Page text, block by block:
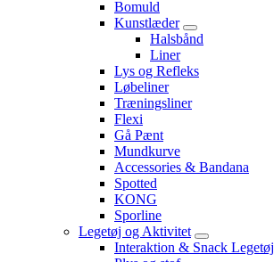
Bomuld
Kunstlæder
Halsbånd
Liner
Lys og Refleks
Løbeliner
Træningsliner
Flexi
Gå Pænt
Mundkurve
Accessories & Bandana
Spotted
KONG
Sporline
Legetøj og Aktivitet
Interaktion & Snack Legetøj